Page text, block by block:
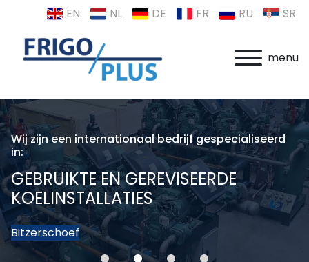
EN NL DE FR RU SR
menu
Wij zijn een internationaal bedrijf gespecialiseerd
in:
GEBRUIKTE EN GEREVISEERDE
KOELINSTALLATIES
Bitzerschoef